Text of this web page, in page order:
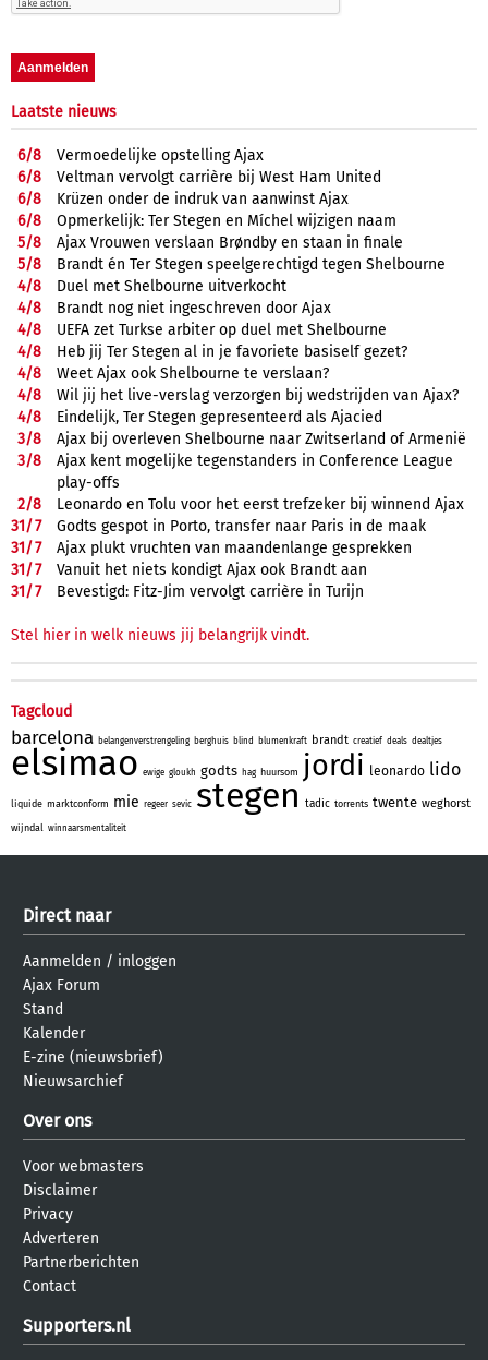
Laatste nieuws
6/8
Vermoedelijke opstelling Ajax
6/8
Veltman vervolgt carrière bij West Ham United
6/8
Krüzen onder de indruk van aanwinst Ajax
6/8
Opmerkelijk: Ter Stegen en Míchel wijzigen naam
5/8
Ajax Vrouwen verslaan Brøndby en staan in finale
5/8
Brandt én Ter Stegen speelgerechtigd tegen Shelbourne
4/8
Duel met Shelbourne uitverkocht
4/8
Brandt nog niet ingeschreven door Ajax
4/8
UEFA zet Turkse arbiter op duel met Shelbourne
4/8
Heb jij Ter Stegen al in je favoriete basiself gezet?
4/8
Weet Ajax ook Shelbourne te verslaan?
4/8
Wil jij het live-verslag verzorgen bij wedstrijden van Ajax?
4/8
Eindelijk, Ter Stegen gepresenteerd als Ajacied
3/8
Ajax bij overleven Shelbourne naar Zwitserland of Armenië
3/8
Ajax kent mogelijke tegenstanders in Conference League
play-offs
2/8
Leonardo en Tolu voor het eerst trefzeker bij winnend Ajax
31/7
Godts gespot in Porto, transfer naar Paris in de maak
31/7
Ajax plukt vruchten van maandenlange gesprekken
31/7
Vanuit het niets kondigt Ajax ook Brandt aan
31/7 Bevestigd: Fitz-Jim vervolgt carrière in Turijn
Stel hier in welk nieuws jij belangrijk vindt.
Tagcloud
barcelona belangenverstrengeling berghuis blind blumenkraft brandt creatief deals dealtjes
elsimao ewige gloukh godts hag huursom jordi leonardo lido
liquide marktconform mie regeer sevic stegen tadic torrents twente weghorst
wijndal winnaarsmentaliteit
Direct naar
Aanmelden / inloggen
Ajax Forum
Stand
Kalender
E-zine (nieuwsbrief)
Nieuwsarchief
Over ons
Voor webmasters
Disclaimer
Privacy
Adverteren
Partnerberichten
Contact
Supporters.nl